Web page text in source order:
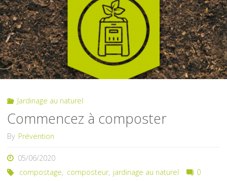
Jardinage au naturel
Commencez à composter
By Prévention
05/06/2020
compostage, composteur, jardinage au naturel 0